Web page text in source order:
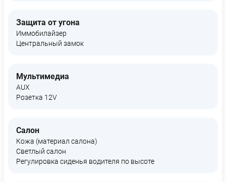
Защита от угона
Иммобилайзер
Центральный замок
Мультимедиа
AUX
Розетка 12V
Салон
Кожа (материал салона)
Светлый салон
Регулировка сиденья водителя по высоте